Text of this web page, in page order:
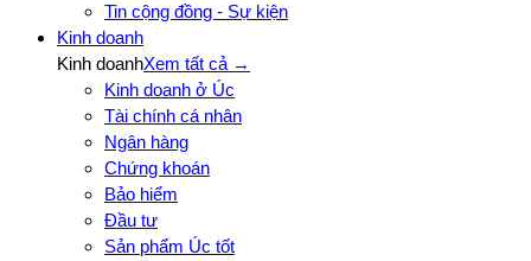
Tin cộng đồng - Sự kiện
Kinh doanh
Kinh doanhXem tất cả →
Kinh doanh ở Úc
Tài chính cá nhân
Ngân hàng
Chứng khoán
Bảo hiểm
Đầu tư
Sản phẩm Úc tốt